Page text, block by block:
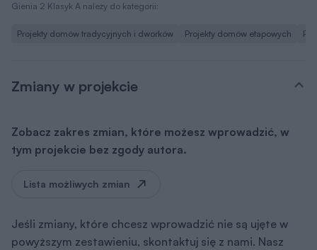
Gienia 2 Klasyk A należy do kategorii:
Projekty domów tradycyjnych i dworków Projekty domów etapowych
Zmiany w projekcie
Zobacz zakres zmian, które możesz wprowadzić, w
tym projekcie bez zgody autora.
Lista możliwych zmian
Jeśli zmiany, które chcesz wprowadzić nie są ujęte w
powyższym zestawieniu, skontaktuj się z nami. Nasz